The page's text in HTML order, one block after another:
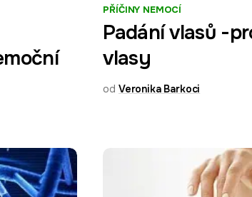
PŘÍČINY NEMOCÍ
Padání vlasů -
vlasy
od Veronika Barkoci